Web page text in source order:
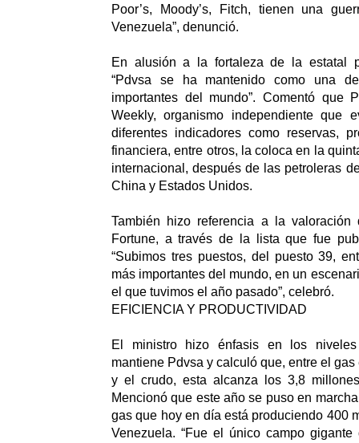
Poor’s, Moody’s, Fitch, tienen una
Venezuela”, denunció.
En alusión a la fortaleza de la estatal
“Pdvsa se ha mantenido como una
importantes del mundo”. Comentó que
Weekly, organismo independiente que
diferentes indicadores como reservas,
financiera, entre otros, la coloca en la
internacional, después de las petroleras
China y Estados Unidos.
También hizo referencia a la
Fortune, a través de la lista que fue
“Subimos tres puestos, del puesto 39,
más importantes del mundo, en un
el que tuvimos el año pasado”, celebró.
EFICIENCIA Y PRODUCTIVIDAD
El ministro hizo énfasis en los
mantiene Pdvsa y calculó que, entre el
y el crudo, esta alcanza los 3,8
Mencionó que este año se puso en
gas que hoy en día está produciendo 400
Venezuela. “Fue el único campo